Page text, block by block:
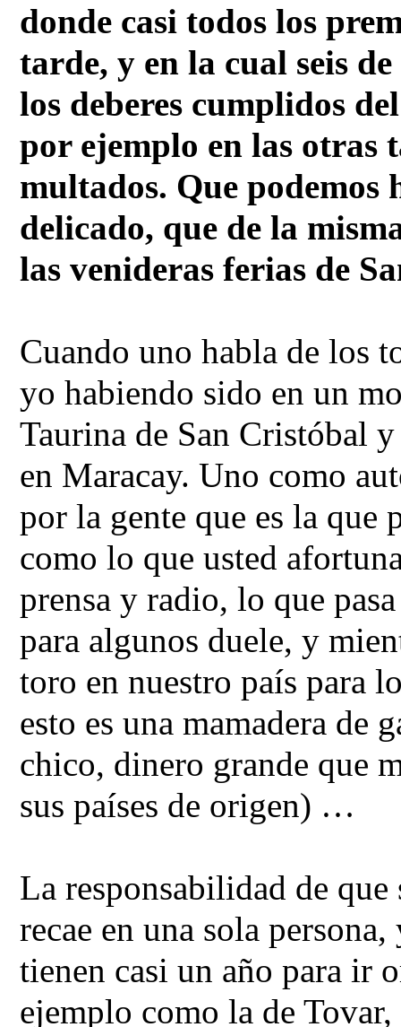
donde casi todos los
tarde, y en la cual seis
los deberes cumplidos
por ejemplo en las otras
multados. Que podemos
delicado, que de la
las venideras ferias de
Cuando uno habla de los
yo habiendo sido en un
Taurina de San Cristóbal
en Maracay. Uno como
por la gente que es la que
como lo que usted
prensa y radio, lo que
para algunos duele, y
toro en nuestro país para
esto es una mamadera de
chico, dinero grande que
sus países de origen) …
La responsabilidad de
recae en una sola
tienen casi un año para ir
ejemplo como la de